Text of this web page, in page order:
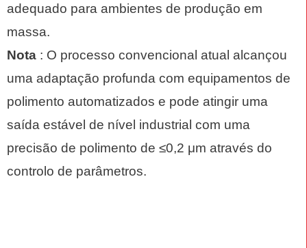
adequado para ambientes de produção em
massa.
Nota : O processo convencional atual alcançou
uma adaptação profunda com equipamentos de
polimento automatizados e pode atingir uma
saída estável de nível industrial com uma
precisão de polimento de ≤0,2 μm através do
controlo de parâmetros.